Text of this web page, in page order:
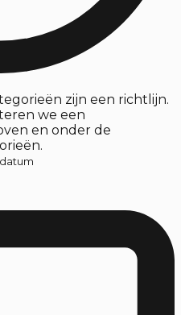
zijn een richtlijn.
we een
en onder de